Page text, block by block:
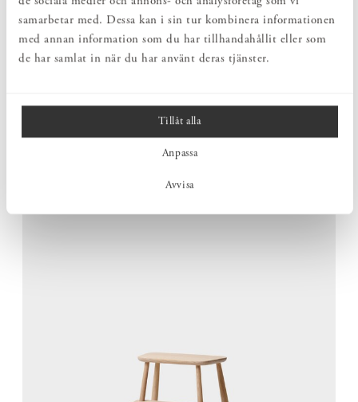
samarbetar med. Dessa kan i sin tur kombinera informationen
med annan information som du har tillhandahållit eller som
de har samlat in när du har använt deras tjänster.
Tillåt alla
Anpassa
Avvisa
Ett urfräst handgrepp på sitsens undersida gör stegpallen enkel
att lyfta och flytta. Den genomtänkta konstruktionen ger
samtidigt en robust och välbalanserad möbel som står stadigt